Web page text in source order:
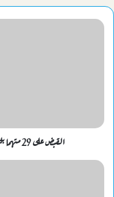
القبض على 29 متهما بينهم 13 أجنبى في واقعة منصة الهوج بول